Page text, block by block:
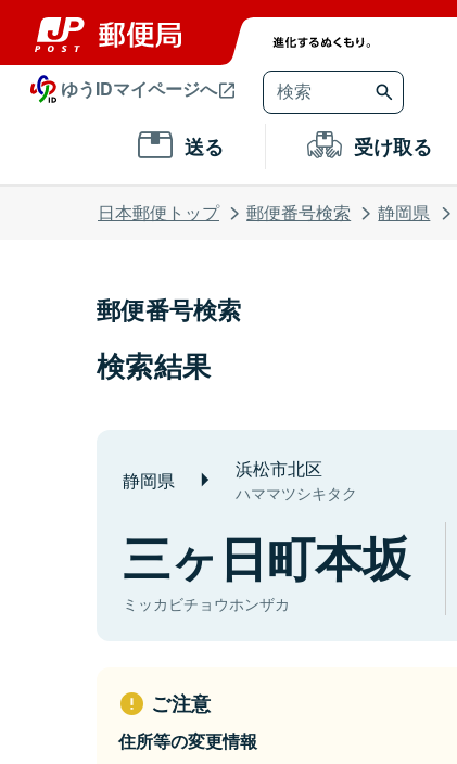
ゆうIDマイページへ
送る 受け取る
日本郵便トップ 郵便番号検索 静岡県
郵便番号検索
検索結果
静岡県 浜松市北区
ハママツシキタク
三ヶ日町本坂
ミッカビチョウホンザカ
ご注意
住所等の変更情報